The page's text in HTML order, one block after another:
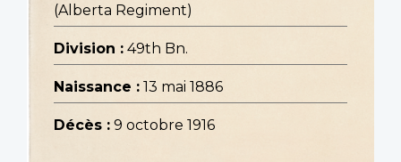
(Alberta Regiment)
Division : 49th Bn.
Naissance : 13 mai 1886
Décès : 9 octobre 1916